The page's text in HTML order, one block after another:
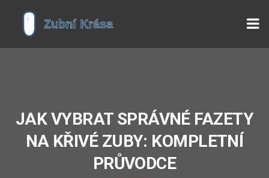
JAK VYBRAT SPRÁVNÉ FAZETY
NA KŘIVÉ ZUBY: KOMPLETNÍ
PRŮVODCE